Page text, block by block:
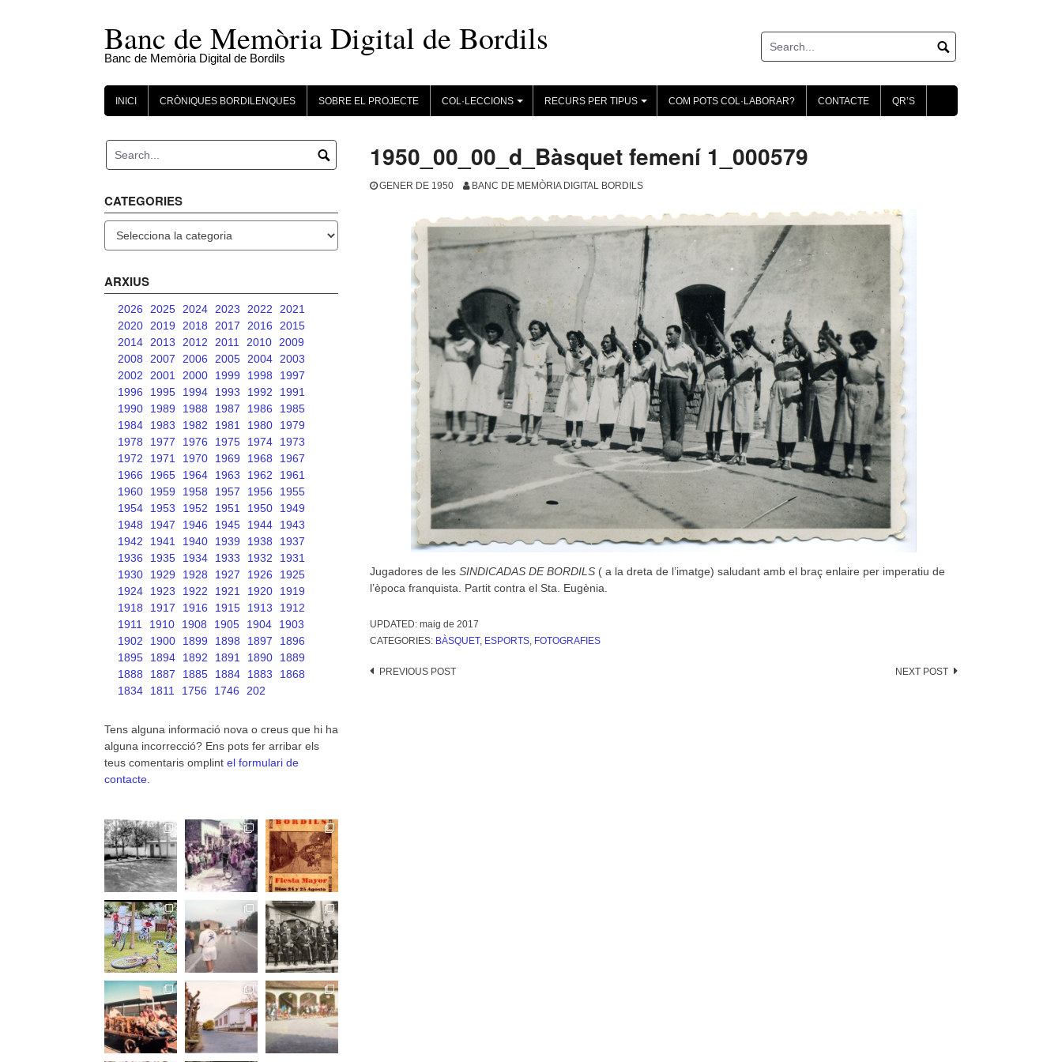
Banc de Memòria Digital de Bordils
Banc de Memòria Digital de Bordils
INICI CRÒNIQUES BORDILENQUES SOBRE EL PROJECTE
+
COL·LECCIONS
+
RECURS PER TIPUS COM POTS COL·LABORAR? CONTACTE QR’S
1950_00_00_d_Bàsquet femení 1_000579
GENER DE 1950 BANC DE MEMÒRIA DIGITAL BORDILS
Jugadores de les SINDICADAS DE BORDILS ( a la dreta de l’imatge) saludant amb el braç enlaire per imperatiu de
l’època franquista. Partit contra el Sta. Eugènia.
UPDATED: maig de 2017
CATEGORIES: BÀSQUET, ESPORTS, FOTOGRAFIES
Post
PREVIOUS POST NEXT POST
CATEGORIES
ARXIUS
2026 2025 2024 2023 2022
2021
2020
2019 2018 2017 2016
2015
2014
2013 2012 2011 2010
2009
2008
2007 2006 2005 2004
2003
2002
2001 2000 1999 1998
1997
1996
1995 1994 1993 1992
1991
1990
1989 1988 1987 1986
1985
1984
1983 1982 1981 1980
1979
1978
1977 1976 1975 1974
1973
1972
1971 1970 1969 1968
1967
1966
1965 1964 1963 1962
1961
1960
1959 1958 1957 1956
1955
1954
1953 1952 1951 1950
1949
1948
1947 1946 1945 1944
1943
1942
1941 1940 1939 1938
1937
1936
1935 1934 1933 1932
1931
1930
1929 1928 1927 1926
1925
1924
1923 1922 1921 1920
1919
1918
1917 1916 1915 1913
1912
1911
1910 1908 1905 1904
1903
1902
1900 1899 1898 1897
1896
1895
1894 1892 1891 1890
1889
1888
1887 1885 1884 1883
1868
1834
1811 1756 1746 202
Tens alguna informació nova o creus que hi ha
alguna incorrecció? Ens pots fer arribar els
teus comentaris omplint el formulari de
contacte